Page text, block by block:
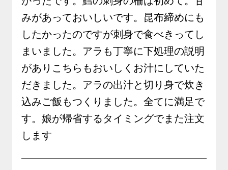
みがあっておいしいです。昆布締めにも
したかったのですが刺身で食べきってし
まいました。アラも丁寧に下処理の説明
がありこちらもおいしくお汁にしていた
だきました。アラの出汁と切り身で炊き
込みご飯もつくりました。全てに満足で
す。娘が帰省するタイミングでまた注文
します